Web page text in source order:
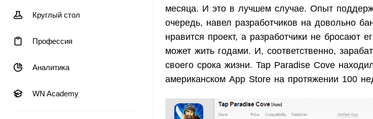
Круглый стол
Профессия
Аналитика
WN Academy
месяца. И это в лучшем случае. Опыт
очередь, навел разработчиков на довольно
нравится проект, а разработчики не бросают
может жить годами. И, соответственно,
своего срока жизни. Tap Paradise Cove
американском App Store на протяжении 100